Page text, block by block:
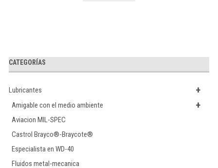
CATEGORÍAS
+
Lubricantes
+
Amigable con el medio ambiente
Aviacion MIL-SPEC
Castrol Brayco®-Braycote®
Especialista en WD-40
Fluidos metal-mecanica